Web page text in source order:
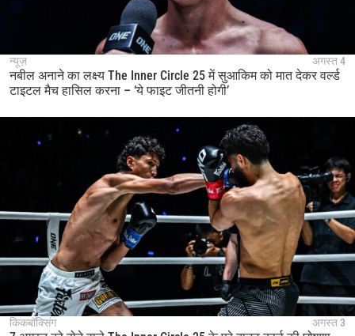
न्यूज़ अगस्त 4
नबील अनाने का लक्ष्य The Inner Circle 25 में सुआकिम को मात देकर वर्ल्ड
टाइटल मैच हासिल करना – ‘ये फाइट जीतनी होगी’
किकबॉक्सिंग अगस्त 3